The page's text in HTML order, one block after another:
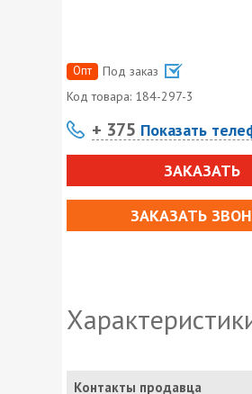
Опт
Под заказ
Код товара: 184-297-3
+ 375 Показать
ЗАКАЗАТЬ
ЗАКАЗАТЬ
Контакты продавца